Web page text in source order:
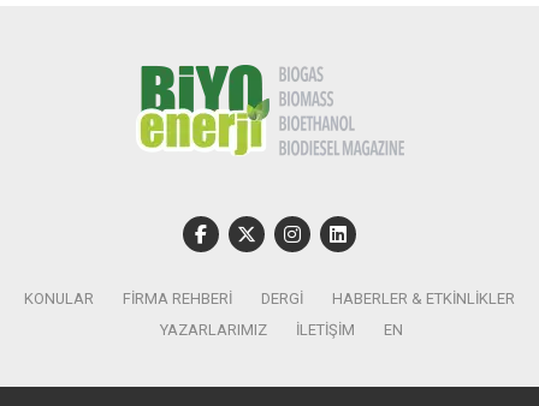
KONULAR FIRMA REHBERI DERGI
HABERLER & ETKINLIKLER
YAZARLARIMIZ
İLETIŞIM EN